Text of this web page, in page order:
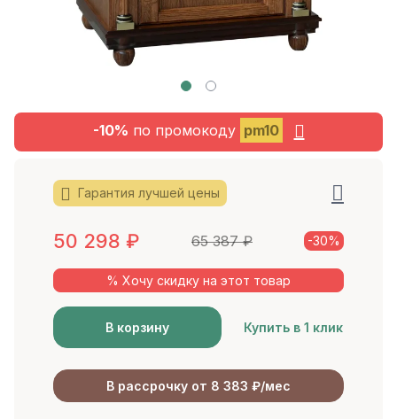
-10% по промокоду pm10
Гарантия лучшей цены
50 298 ₽ 65 387₽ -30%
% Хочу скидку на этот товар
В корзину Купить в 1 клик
В рассрочку от 8 383 ₽/мес